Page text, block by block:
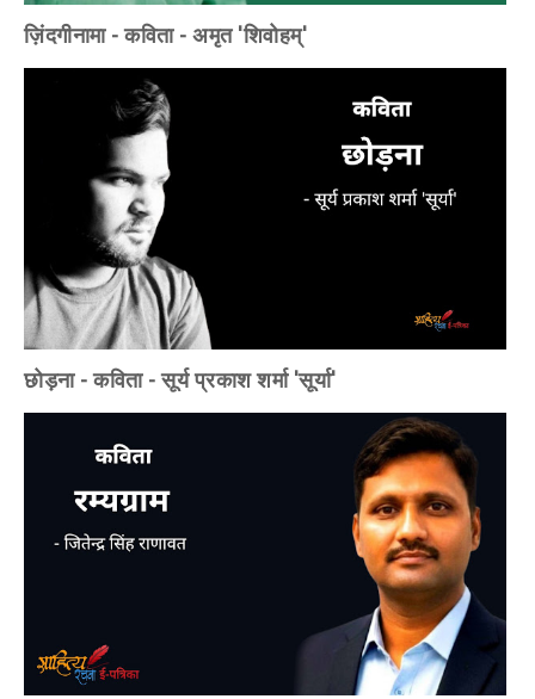
ज़िंदगीनामा - कविता - अमृत 'शिवोहम्'
छोड़ना - कविता - सूर्य प्रकाश शर्मा 'सूर्या'